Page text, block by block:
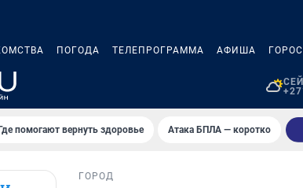
ПОГОДА ТЕЛЕПРОГРАММА АФИША
Где помогают вернуть здоровье Атака БПЛА — коротко
ГОРОД